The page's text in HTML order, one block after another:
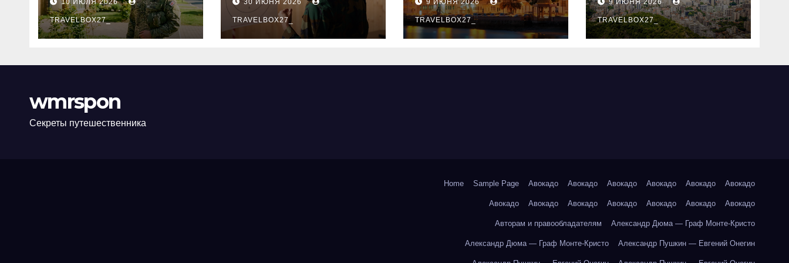
программе НИС и
перечень
аккредитованных
10 ИЮЛЯ 2026
TRAVELBOX27_
новый уровень
праздника и
командного духа
30 ИЮНЯ 2026
TRAVELBOX27_
9 ИЮНЯ 2026
TRAVELBOX27_
знали
9 ИЮНЯ 2026
TRAVELBOX27_
wmrspon
Секреты путешественника
Home Sample Page Авокадо Авокадо Авокадо Авокадо Авокадо Авокадо
Авокадо Авокадо Авокадо Авокадо Авокадо Авокадо Авокадо
Авторам и правообладателям Александр Дюма — Граф Монте-Кристо
Александр Дюма — Граф Монте-Кристо Александр Пушкин — Евгений Онегин